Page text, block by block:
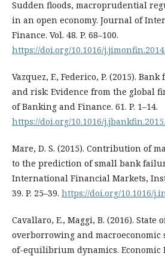
Sudden floods, macroprudential
in an open economy. Journal of
Finance. Vol. 48. P. 68–100.
https://doi.org/10.1016/
Vazquez, F., Federico, P. (2015).
and risk: Evidence from the global
of Banking and Finance. 61. P. 1–14.
https://doi.org/10.1016/
Mare, D. S. (2015). Contribution of
to the prediction of small bank
International Financial Markets,
39. P. 25–39. https://doi.org/10.1016/
Cavallaro, E., Maggi, B. (2016). State
overborrowing and
of-equilibrium dynamics. Economic